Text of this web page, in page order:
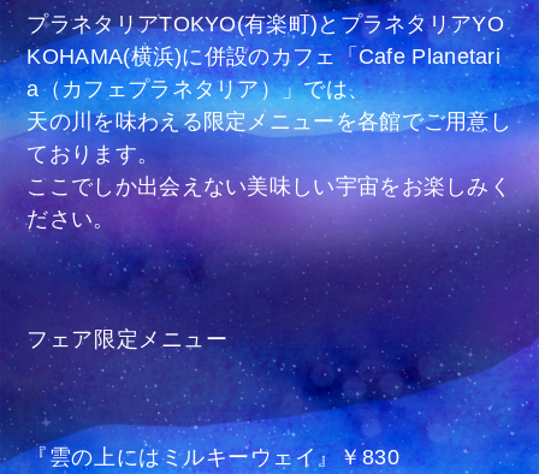
プラネタリアTOKYO(有楽町)とプラネタリアYO
KOHAMA(横浜)に併設のカフェ「Cafe Planetari
a（カフェプラネタリア）」では、
天の川を味わえる限定メニューを各館でご用意し
ております。
ここでしか出会えない美味しい宇宙をお楽しみく
ださい。
フェア限定メニュー
『雲の上にはミルキーウェイ』￥830